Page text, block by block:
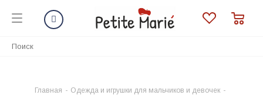
Главная - Одежда и игрушки для мальчиков и девочек -